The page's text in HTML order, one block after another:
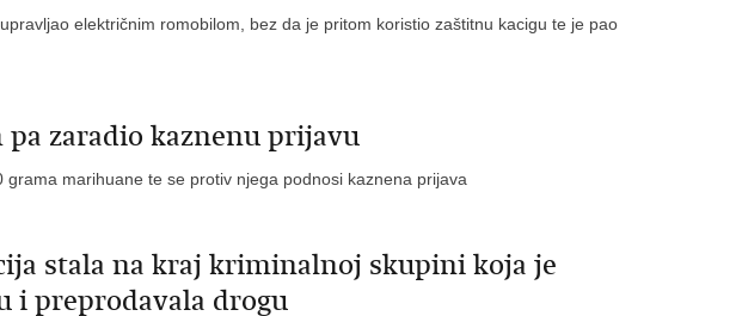
električnim romobilom, bez da je pritom koristio zaštitnu kacigu te je pao
zaradio kaznenu prijavu
marihuane te se protiv njega podnosi kaznena prijava
stala na kraj kriminalnoj skupini koja je
i preprodavala drogu